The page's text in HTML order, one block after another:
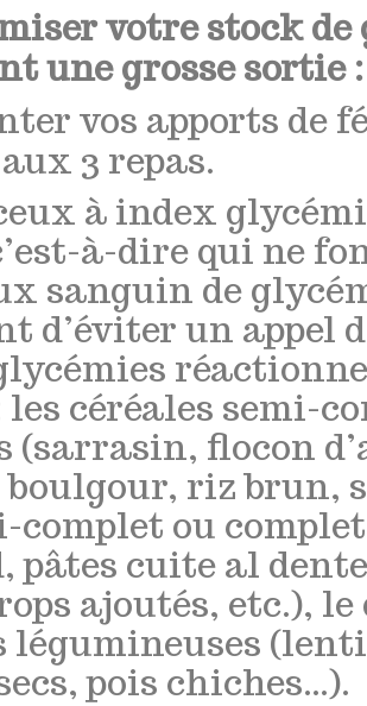
votre stock de
une grosse sortie :
vos apports de
3 repas.
à index
à-dire qui ne
sanguin de
d’éviter un appel
les céréales semi-
(sarrasin, flocon
boulgour, riz brun,
complet ou
pâtes cuite al
ajoutés, etc.),
légumineuses
pois chiches…).